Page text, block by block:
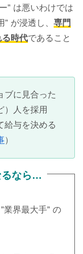
” は悪いわけでは
が浸透し、 専門
る時代であること
ブに見合った
）人を採用
給与を決める
）
るなら…
業界最大手” の